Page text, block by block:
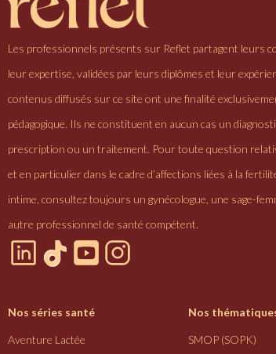
Les professionnels présents sur Reflet partagent leurs
leur expertise, validées par leurs diplômes et leur
contenus diffusés sur ce site ont une finalité
pédagogique. Ils ne constituent en aucun cas un
prescription ou un traitement. Pour toute question
et en particulier dans le cadre d’affections liées à la
intime, consultez toujours un gynécologue, une sage-
autre professionnel de santé compétent.
Nos séries santé
Aventure Lactée
Nos
SMOP (SOPK)